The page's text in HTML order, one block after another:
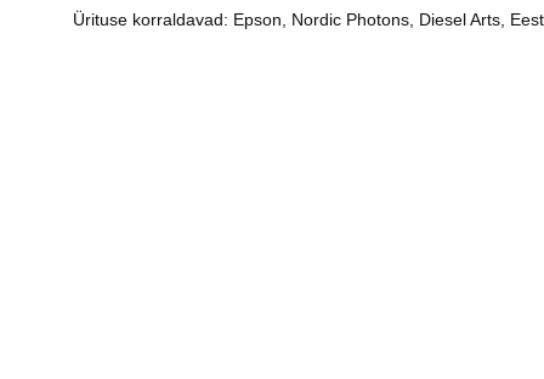
Ürituse korraldavad: Epson, Nordic Photons, Diesel Arts,